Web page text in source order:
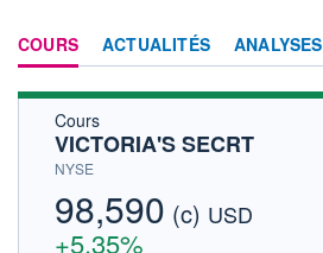
COURS ACTUALITÉS ANALYSES
Cours
VICTORIA'S SECRT
NYSE
98,590 (c) USD
+5,35%